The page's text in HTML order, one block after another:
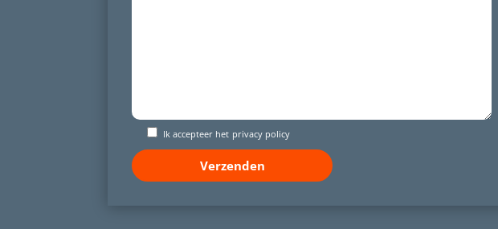
Ik accepteer het privacy policy